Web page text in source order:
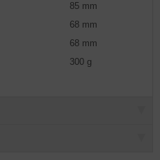
85 mm
68 mm
68 mm
300 g